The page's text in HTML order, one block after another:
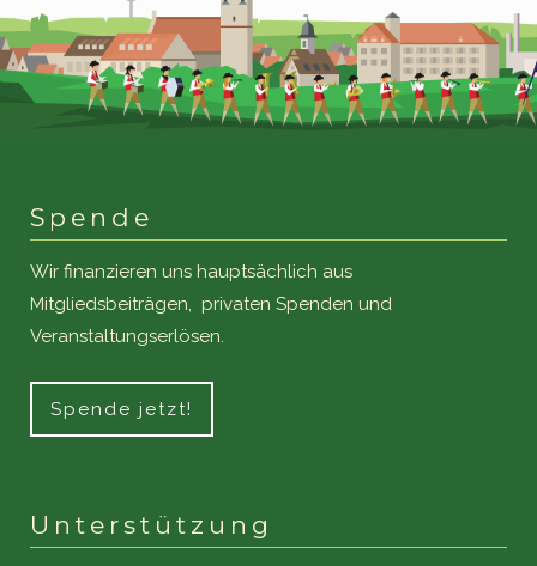
Spende
Wir finanzieren uns hauptsächlich aus
Mitgliedsbeiträgen, privaten Spenden und
Veranstaltungserlösen.
Spende jetzt!
Unterstützung